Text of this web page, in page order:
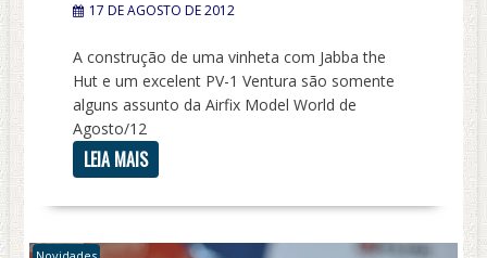
17 DE AGOSTO DE 2012
A construção de uma vinheta com Jabba the
Hut e um excelent PV-1 Ventura são somente
alguns assunto da Airfix Model World de
Agosto/12
LEIA MAIS